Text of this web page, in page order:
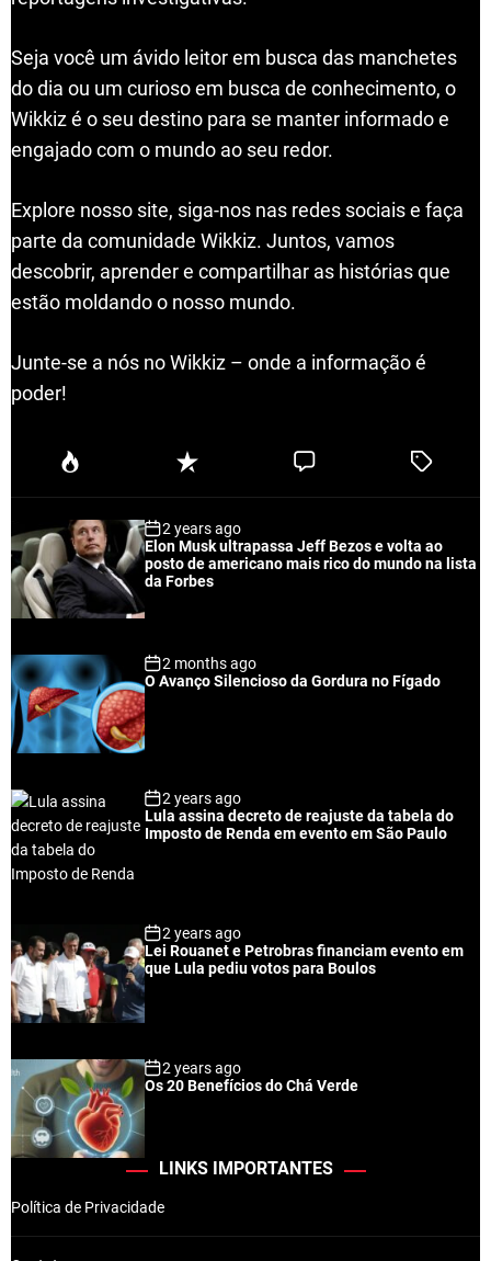
Seja você um ávido leitor em busca das manchetes
do dia ou um curioso em busca de conhecimento, o
Wikkiz é o seu destino para se manter informado e
engajado com o mundo ao seu redor.
Explore nosso site, siga-nos nas redes sociais e faça
parte da comunidade Wikkiz. Juntos, vamos
descobrir, aprender e compartilhar as histórias que
estão moldando o nosso mundo.
Junte-se a nós no Wikkiz – onde a informação é
poder!
P
u
a
r
R
e
n
t
C
e
T
e
2 years ago
Elon Musk ultrapassa Jeff Bezos e volta ao
posto de americano mais rico do mundo na lista
da Forbes
2 months ago
O Avanço Silencioso da Gordura no Fígado
2 years ago
Lula assina decreto de reajuste da tabela do
Imposto de Renda em evento em São Paulo
2 years ago
Lei Rouanet e Petrobras financiam evento em
que Lula pediu votos para Boulos
2 years ago
Os 20 Benefícios do Chá Verde
LINKS IMPORTANTES
Política de Privacidade